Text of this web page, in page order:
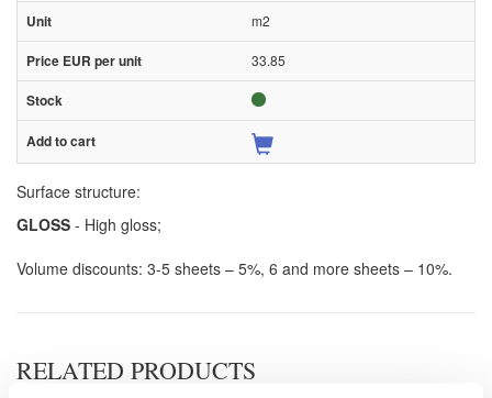
m2
33.85
Surface structure:
GLOSS - High gloss;
Volume discounts: 3-5 sheets – 5%, 6 and more sheets – 10%.
RELATED PRODUCTS